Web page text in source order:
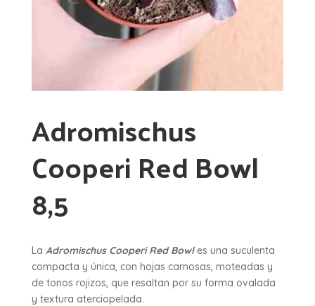
Adromischus
Cooperi Red Bowl
8,5
La Adromischus Cooperi Red Bowles una suculenta
compacta y única, con hojas carnosas, moteadas y
de tonos rojizos, que resaltan por su forma ovalada
y textura aterciopelada.